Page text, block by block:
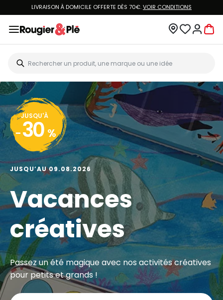
LIVRAISON À DOMICILE OFFERTE DÈS 70€.VOIR CONDITIONS
JUSQU'À
- 30 %
JUSQU’AU 09.08.2026
Vacances
créatives
Passez un été magique avec nos activités créatives
pour petits et grands !